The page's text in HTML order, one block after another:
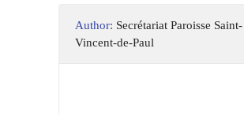
Author: Secrétariat Paroisse Saint-
Vincent-de-Paul